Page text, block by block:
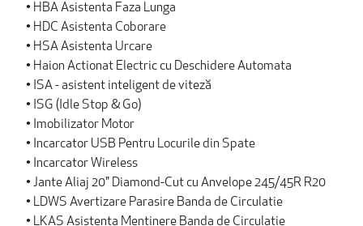
• HBA Asistenta Faza Lunga
• HDC Asistenta Coborare
• HSA Asistenta Urcare
• Haion Actionat Electric cu Deschidere Automata
• ISA - asistent inteligent de viteză
• ISG (Idle Stop & Go)
• Imobilizator Motor
• Incarcator USB Pentru Locurile din Spate
• Incarcator Wireless
• Jante Aliaj 20" Diamond-Cut cu Anvelope 245/45R R20
• LDWS Avertizare Parasire Banda de Circulatie
• LKAS Asistenta Mentinere Banda de Circulatie